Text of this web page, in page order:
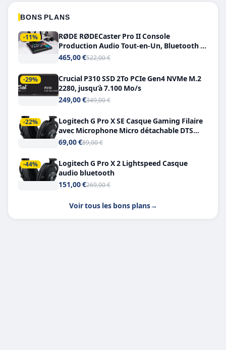
BONS PLANS
-11%
RØDE RØDECaster Pro II Console
Production Audio Tout-en-Un, Bluetooth et
Double USB-C
465,00 €522,00 €
-29%
Crucial P310 SSD 2To PCIe Gen4 NVMe M.2
2280, jusqu’à 7.100 Mo/s
249,00 €349,00 €
-22%
Logitech G Pro X SE Casque Gaming Filaire
avec Microphone Micro détachable DTS
Headphone X 7.1
69,00 €89,00 €
-44%
Logitech G Pro X 2 Lightspeed Casque
audio bluetooth
151,00 €269,00 €
Voir tous les bons plans→